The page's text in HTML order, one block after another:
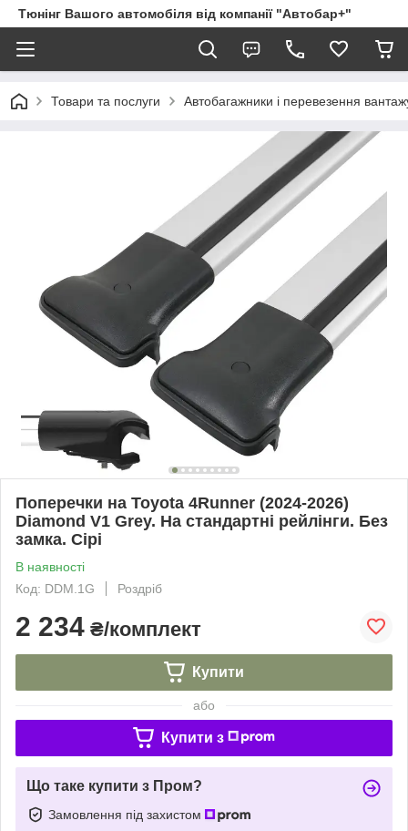
Тюнінг Вашого автомобіля від компанії "Автобар+"
Товари та послуги Автобагажники і перевезення
Поперечки на Toyota 4Runner (2024-2026)
Diamond V1 Grey. На стандартні рейлінги. Без
замка. Сірі
В наявності
Код: DDM.1G
Роздріб
2 234 ₴/комплект
Купити
або
Купити з
Що таке купити з Пром?
Замовлення під захистом